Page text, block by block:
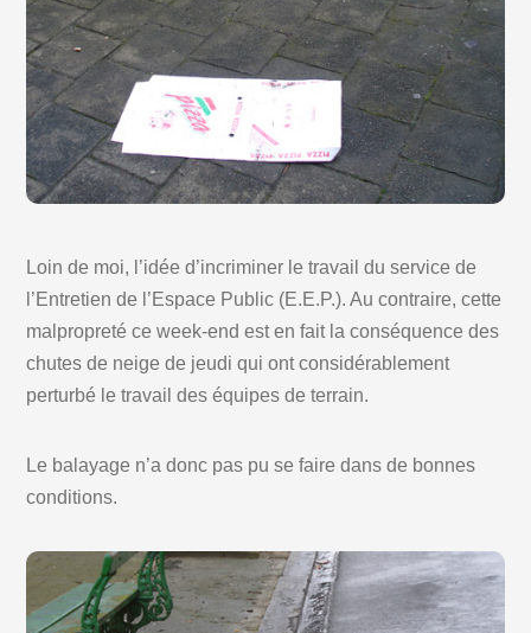
Loin de moi, l’idée d’incriminer le travail du service de
l’Entretien de l’Espace Public (E.E.P.). Au contraire, cette
malpropreté ce week-end est en fait la conséquence des
chutes de neige de jeudi qui ont considérablement
perturbé le travail des équipes de terrain.
Le balayage n’a donc pas pu se faire dans de bonnes
conditions.